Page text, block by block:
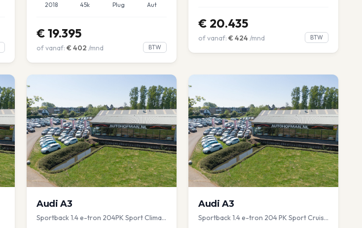
2018 45k Plug Aut
€ 19.395
of vanaf: € 402 /mnd BTW
€ 20.435
of vanaf: € 424 /mnd BTW
Audi A3
Sportback 1.4 e-tron 204PK Sport Clima
Audi A3
Sportback 1.4 e-tron 204 PK Sport Cruise